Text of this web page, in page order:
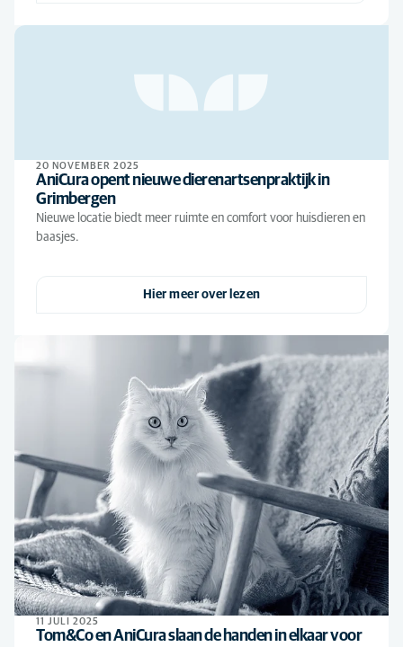
20 NOVEMBER 2025
AniCura opent nieuwe dierenartsenpraktijk in
Grimbergen
Nieuwe locatie biedt meer ruimte en comfort voor huisdieren en
baasjes.
Hier meer over lezen
11 JULI 2025
Tom&Co en AniCura slaan de handen in elkaar voor